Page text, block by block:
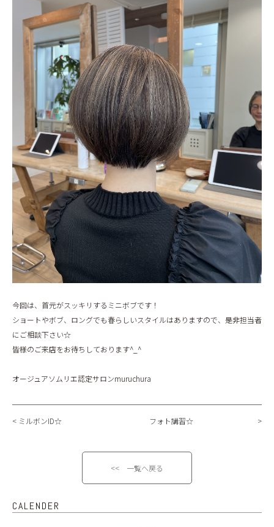
今回は、首元がスッキリするミニボブです！
ショートやボブ、ロングでも春らしいスタイルはありますので、是非担当者
にご相談下さい☆
皆様のご来店をお待ちしております^_^
オージュアソムリエ認定サロンmuruchura
ミルボンID☆ フォト講習☆
<< 一覧へ戻る
CALENDER